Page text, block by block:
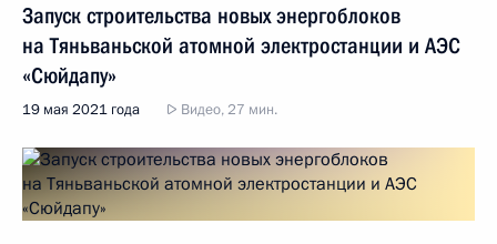
Запуск строительства новых энергоблоков
на Тяньваньской атомной электростанции и АЭС
«Сюйдапу»
19 мая 2021 года Видео, 27 мин.